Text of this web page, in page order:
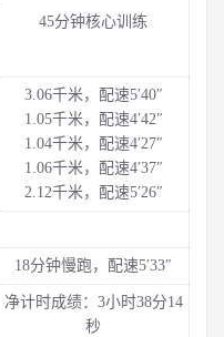
45分钟核心训练
3.06千米，配速5′40″
1.05千米，配速4′42″
1.04千米，配速4′27″
1.06千米，配速4′37″
2.12千米，配速5′26″
18分钟慢跑，配速5′33″
净计时成绩：3小时38分14
秒